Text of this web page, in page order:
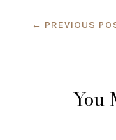
← PREVIOUS
You